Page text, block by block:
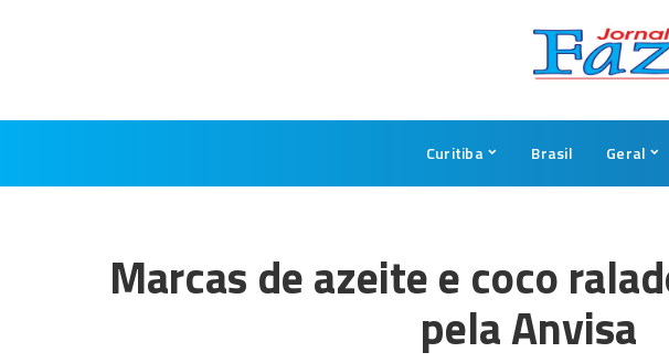
Curitiba Brasil Geral
Marcas de azeite e coco
pela Anvisa